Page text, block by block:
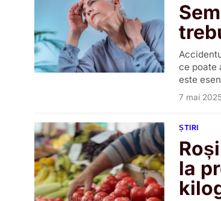
ce poate
este
7 mai 2025
ȘTIRI
la